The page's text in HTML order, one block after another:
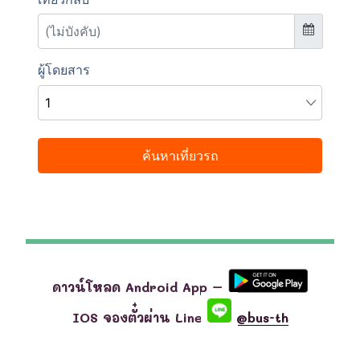
ดาวน์โหลด Android App –
IOS จองตั๋วผ่าน Line
@bus-th